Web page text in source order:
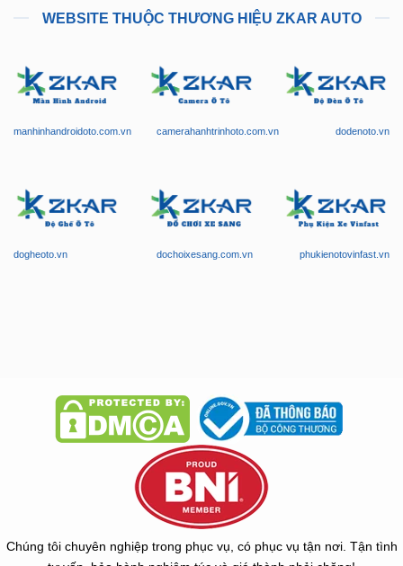
WEBSITE THUỘC THƯƠNG HIỆU ZKAR AUTO
manhinhandroidoto.com.vn camerahanhtrinhoto.com.vn dodenoto.vn
dogheoto.vn dochoixesang.com.vn phukienotovinfast.vn
Chúng tôi chuyên nghiệp trong phục vụ, có phục vụ tận nơi. Tận tình